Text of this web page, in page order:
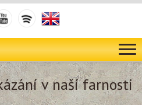
v naší farnosti